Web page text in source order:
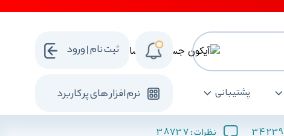
پشتیبانی نرم افزار های پرکاربرد
ثبت نام | ورود
نظرات :38737